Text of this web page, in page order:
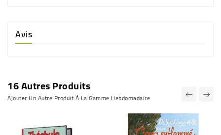
Avis
16 Autres Produits
Ajouter Un Autre Produit À La Gamme Hebdomadaire